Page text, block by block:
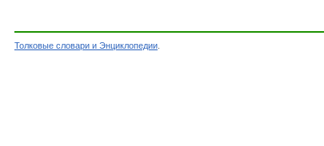
Толковые словари и Энциклопедии